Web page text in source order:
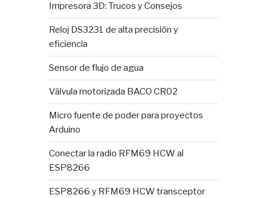
Impresora 3D: Trucos y Consejos
Reloj DS3231 de alta precisión y
eficiencia
Sensor de flujo de agua
Válvula motorizada BACO CR02
Micro fuente de poder para proyectos
Arduino
Conectar la radio RFM69 HCW al
ESP8266
ESP8266 y RFM69 HCW transceptor